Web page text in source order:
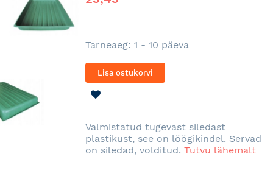
Tarneaeg: 1 - 10 päeva
Lisa ostukorvi
Valmistatud tugevast siledast
plastikust, see on löögikindel. Servad
on siledad, volditud. Tutvu lähemalt